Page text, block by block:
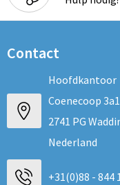
Contact
Hoofdkantoor
Coenecoop 3a1
2741 PG
Nederland
+31(0)88 - 844